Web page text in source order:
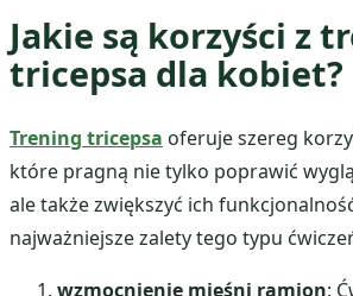
Jakie są korzyści z
tricepsa dla kobiet?
Trening tricepsa oferuje szereg
które pragną nie tylko poprawić
ale także zwiększyć ich
najważniejsze zalety tego typu
wzmocnienie mięśni ramion: